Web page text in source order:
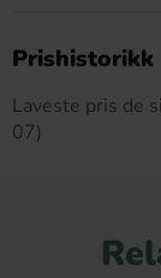
Prishistorikk
Laveste pris de
07)